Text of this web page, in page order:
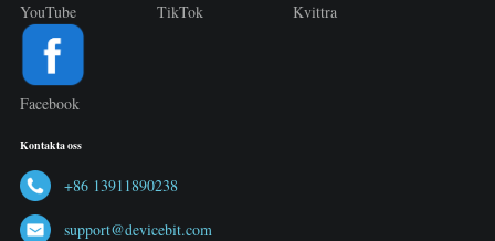
YouTube TikTok Kvittra
Facebook
Kontakta oss
+86 13911890238
support@devicebit.com